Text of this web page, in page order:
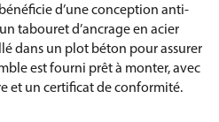
d’une conception anti-
tabouret d’ancrage en acier
dans un plot béton pour assurer
est fourni prêt à monter, avec
et un certificat de conformité.